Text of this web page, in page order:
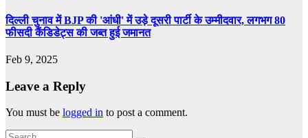
दिल्ली चुनाव में BJP की 'आंधी' में उड़े दूसरी पार्टी के उम्मीदवार, लगभग 80
फीसदी कैंडिडेट्स की जब्त हुई जमानत
Feb 9, 2025
Leave a Reply
You must be logged in to post a comment.